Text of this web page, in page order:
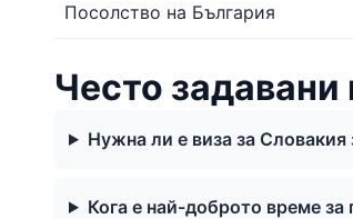
Посолство на България
Често задавани
Нужна ли е виза за Словакия
Кога е най-доброто време